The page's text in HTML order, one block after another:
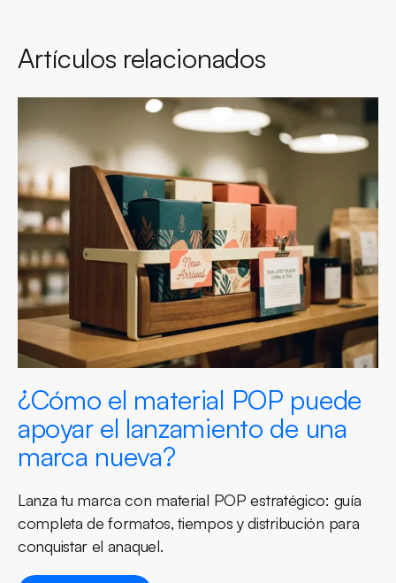
Artículos relacionados
¿Cómo el material POP puede
apoyar el lanzamiento de una
marca nueva?
Lanza tu marca con material POP estratégico: guía
completa de formatos, tiempos y distribución para
conquistar el anaquel.